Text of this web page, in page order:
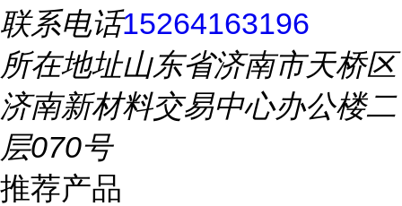
联系电话15264163196
所在地址山东省济南市天桥区
济南新材料交易中心办公楼二
层070号
推荐产品